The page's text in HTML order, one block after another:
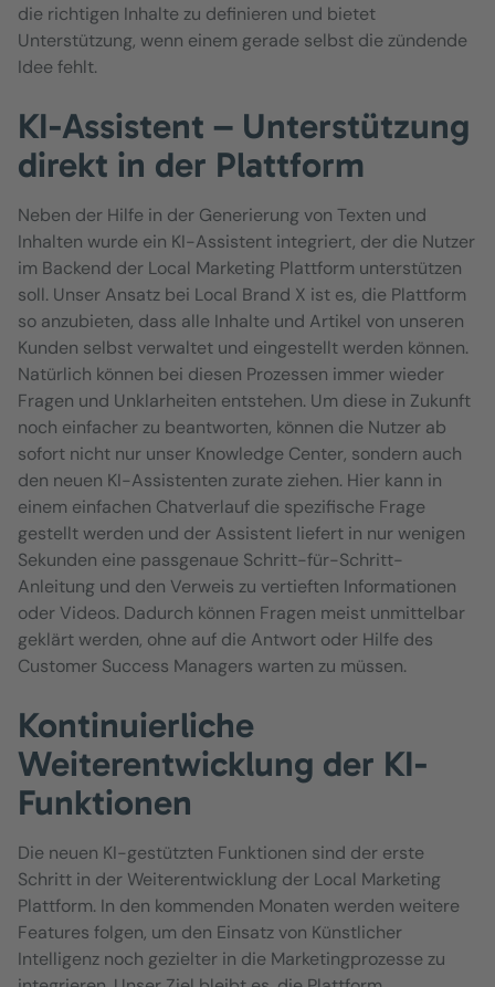
die richtigen Inhalte zu definieren und bietet
Unterstützung, wenn einem gerade selbst die zündende
Idee fehlt.
KI-Assistent – Unterstützung
direkt in der Plattform
Neben der Hilfe in der Generierung von Texten und
Inhalten wurde ein KI-Assistent integriert, der die Nutzer
im Backend der Local Marketing Plattform unterstützen
soll. Unser Ansatz bei Local Brand X ist es, die Plattform
so anzubieten, dass alle Inhalte und Artikel von unseren
Kunden selbst verwaltet und eingestellt werden können.
Natürlich können bei diesen Prozessen immer wieder
Fragen und Unklarheiten entstehen. Um diese in Zukunft
noch einfacher zu beantworten, können die Nutzer ab
sofort nicht nur unser Knowledge Center, sondern auch
den neuen KI-Assistenten zurate ziehen. Hier kann in
einem einfachen Chatverlauf die spezifische Frage
gestellt werden und der Assistent liefert in nur wenigen
Sekunden eine passgenaue Schritt-für-Schritt-
Anleitung und den Verweis zu vertieften Informationen
oder Videos. Dadurch können Fragen meist unmittelbar
geklärt werden, ohne auf die Antwort oder Hilfe des
Customer Success Managers warten zu müssen.
Kontinuierliche
Weiterentwicklung der KI-
Funktionen
Die neuen KI-gestützten Funktionen sind der erste
Schritt in der Weiterentwicklung der Local Marketing
Plattform. In den kommenden Monaten werden weitere
Features folgen, um den Einsatz von Künstlicher
Intelligenz noch gezielter in die Marketingprozesse zu